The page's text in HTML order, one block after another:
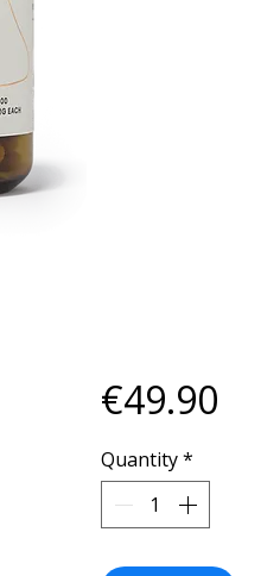
€49.90Price
Quantity*